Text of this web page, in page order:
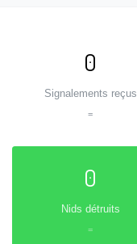
0
Signalements reçus
=
0
Nids détruits
=